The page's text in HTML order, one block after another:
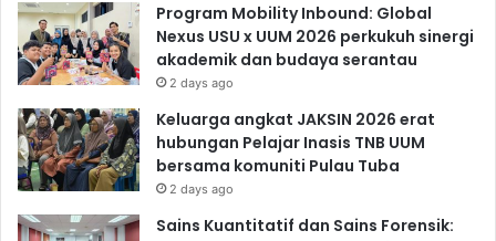
Program Mobility Inbound: Global
Nexus USU x UUM 2026 perkukuh sinergi
akademik dan budaya serantau
2 days ago
Keluarga angkat JAKSIN 2026 erat
hubungan Pelajar Inasis TNB UUM
bersama komuniti Pulau Tuba
2 days ago
Sains Kuantitatif dan Sains Forensik: